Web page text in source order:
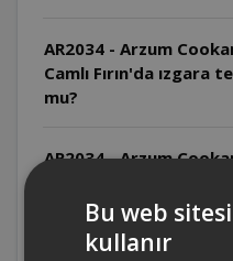
AR2034 - Arzum
Camlı Fırın'da ızgara
mu?
AR2034 - Arzum
çıkarılır mı?
Bu web
kullanır